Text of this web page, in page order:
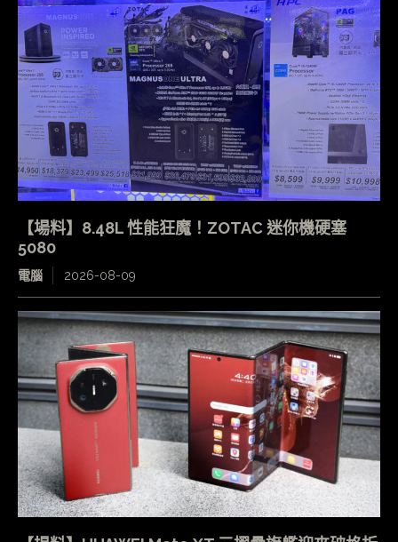
【場料】8.48L 性能狂魔！ZOTAC 迷你機硬塞
5080
電腦 2026-08-09